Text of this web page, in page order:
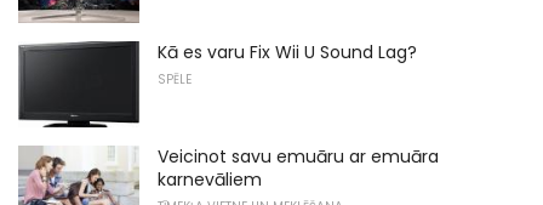
Kā es varu Fix Wii U Sound Lag?
SPĒLE
Veicinot savu emuāru ar emuāra
karnevāliem